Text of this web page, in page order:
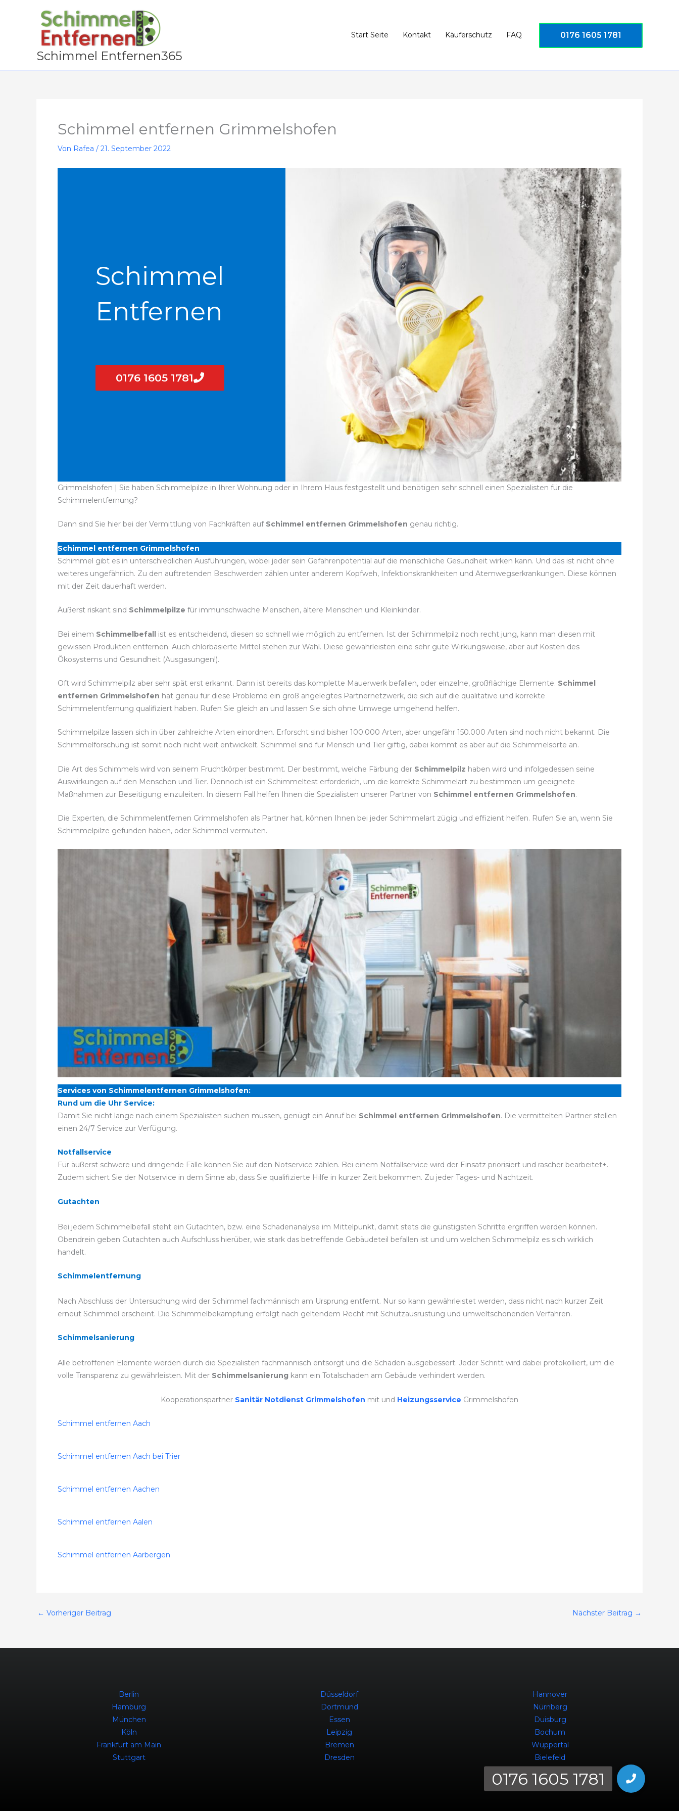
Schimmel Entfernen365
Start Seite Kontakt Käuferschutz FAQ 0176 1605 1781
Schimmel entfernen Grimmelshofen
Von Rafea / 21. September 2022
Schimmel
Entfernen
0176 1605 1781
Grimmelshofen | Sie haben Schimmelpilze in Ihrer Wohnung oder in Ihrem Haus festgestellt und benötigen sehr schnell einen Spezialisten für die
Schimmelentfernung?
Dann sind Sie hier bei der Vermittlung von Fachkräften auf Schimmel entfernen Grimmelshofen genau richtig.
Schimmel entfernen Grimmelshofen
Schimmel gibt es in unterschiedlichen Ausführungen, wobei jeder sein Gefahrenpotential auf die menschliche Gesundheit wirken kann. Und das ist nicht ohne
weiteres ungefährlich. Zu den auftretenden Beschwerden zählen unter anderem Kopfweh, Infektionskrankheiten und Atemwegserkrankungen. Diese können
mit der Zeit dauerhaft werden.
Äußerst riskant sind Schimmelpilze für immunschwache Menschen, ältere Menschen und Kleinkinder.
Bei einem Schimmelbefall ist es entscheidend, diesen so schnell wie möglich zu entfernen. Ist der Schimmelpilz noch recht jung, kann man diesen mit
gewissen Produkten entfernen. Auch chlorbasierte Mittel stehen zur Wahl. Diese gewährleisten eine sehr gute Wirkungsweise, aber auf Kosten des
Ökosystems und Gesundheit (Ausgasungen!).
Oft wird Schimmelpilz aber sehr spät erst erkannt. Dann ist bereits das komplette Mauerwerk befallen, oder einzelne, großflächige Elemente. Schimmel
entfernen Grimmelshofen hat genau für diese Probleme ein groß angelegtes Partnernetzwerk, die sich auf die qualitative und korrekte
Schimmelentfernung qualifiziert haben. Rufen Sie gleich an und lassen Sie sich ohne Umwege umgehend helfen.
Schimmelpilze lassen sich in über zahlreiche Arten einordnen. Erforscht sind bisher 100.000 Arten, aber ungefähr 150.000 Arten sind noch nicht bekannt. Die
Schimmelforschung ist somit noch nicht weit entwickelt. Schimmel sind für Mensch und Tier giftig, dabei kommt es aber auf die Schimmelsorte an.
Die Art des Schimmels wird von seinem Fruchtkörper bestimmt. Der bestimmt, welche Färbung der Schimmelpilz haben wird und infolgedessen seine
Auswirkungen auf den Menschen und Tier. Dennoch ist ein Schimmeltest erforderlich, um die korrekte Schimmelart zu bestimmen um geeignete
Maßnahmen zur Beseitigung einzuleiten. In diesem Fall helfen Ihnen die Spezialisten unserer Partner von Schimmel entfernen Grimmelshofen.
Die Experten, die Schimmelentfernen Grimmelshofen als Partner hat, können Ihnen bei jeder Schimmelart zügig und effizient helfen. Rufen Sie an, wenn Sie
Schimmelpilze gefunden haben, oder Schimmel vermuten.
Services von Schimmelentfernen Grimmelshofen:
Rund um die Uhr Service:
Damit Sie nicht lange nach einem Spezialisten suchen müssen, genügt ein Anruf bei Schimmel entfernen Grimmelshofen. Die vermittelten Partner stellen
einen 24/7 Service zur Verfügung.
Notfallservice
Für äußerst schwere und dringende Fälle können Sie auf den Notservice zählen. Bei einem Notfallservice wird der Einsatz priorisiert und rascher bearbeitet+.
Zudem sichert Sie der Notservice in dem Sinne ab, dass Sie qualifizierte Hilfe in kurzer Zeit bekommen. Zu jeder Tages- und Nachtzeit.
Gutachten
Bei jedem Schimmelbefall steht ein Gutachten, bzw. eine Schadenanalyse im Mittelpunkt, damit stets die günstigsten Schritte ergriffen werden können.
Obendrein geben Gutachten auch Aufschluss hierüber, wie stark das betreffende Gebäudeteil befallen ist und um welchen Schimmelpilz es sich wirklich
handelt.
Schimmelentfernung
Nach Abschluss der Untersuchung wird der Schimmel fachmännisch am Ursprung entfernt. Nur so kann gewährleistet werden, dass nicht nach kurzer Zeit
erneut Schimmel erscheint. Die Schimmelbekämpfung erfolgt nach geltendem Recht mit Schutzausrüstung und umweltschonenden Verfahren.
Schimmelsanierung
Alle betroffenen Elemente werden durch die Spezialisten fachmännisch entsorgt und die Schäden ausgebessert. Jeder Schritt wird dabei protokolliert, um die
volle Transparenz zu gewährleisten. Mit der Schimmelsanierung kann ein Totalschaden am Gebäude verhindert werden.
Kooperationspartner Sanitär Notdienst Grimmelshofen mit und Heizungsservice Grimmelshofen
Schimmel entfernen Aach
Schimmel entfernen Aach bei Trier
Schimmel entfernen Aachen
Schimmel entfernen Aalen
Schimmel entfernen Aarbergen
← Vorheriger Beitrag Nächster Beitrag →
Berlin
Hamburg
München
Köln
Frankfurt am Main
Stuttgart
Düsseldorf
Dortmund
Essen
Leipzig
Bremen
Dresden
Hannover
Nürnberg
Duisburg
Bochum
Wuppertal
Bielefeld